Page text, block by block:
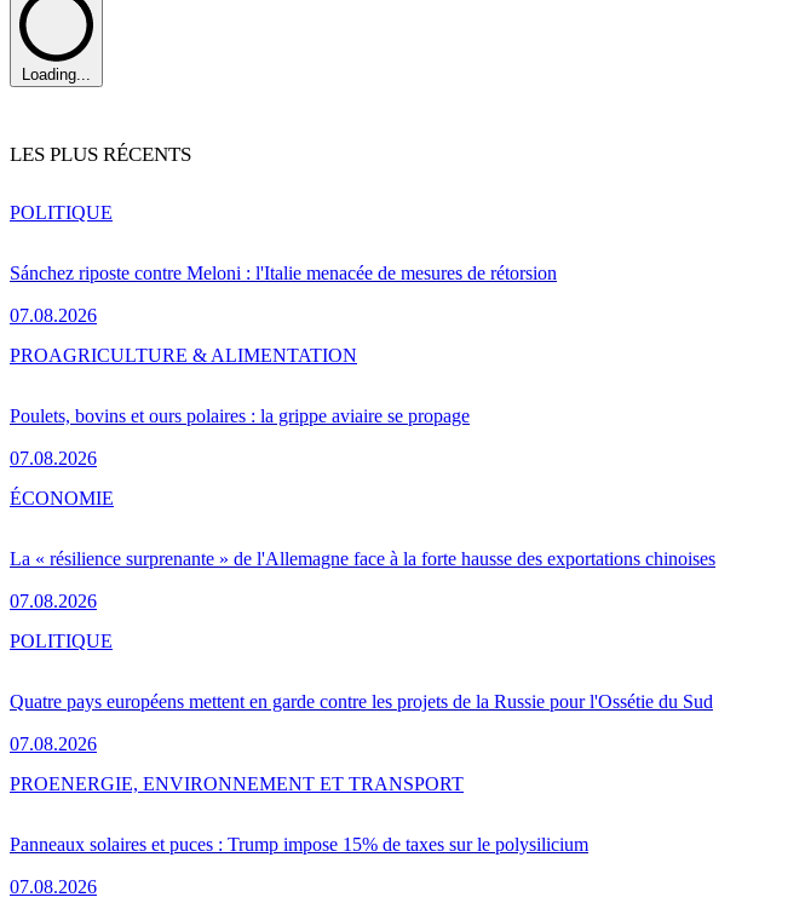
Loading...
LES PLUS RÉCENTS
Sánchez riposte contre Meloni : l'Italie menacée de mesures de rétorsion
07.08.2026
POLITIQUE
Poulets, bovins et ours polaires : la grippe aviaire se propage
07.08.2026
PROAGRICULTURE & ALIMENTATION
La « résilience surprenante » de l'Allemagne face à la forte hausse des exportations chinoises
07.08.2026
ÉCONOMIE
Quatre pays européens mettent en garde contre les projets de la Russie pour l'Ossétie du Sud
07.08.2026
POLITIQUE
Panneaux solaires et puces : Trump impose 15% de taxes sur le polysilicium
07.08.2026
PROENERGIE, ENVIRONNEMENT ET TRANSPORT